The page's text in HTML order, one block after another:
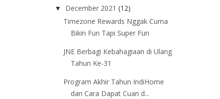
▼ December 2021 (12)
Timezone Rewards Nggak Cuma
Bikin Fun Tapi Super Fun
JNE Berbagi Kebahagiaan di Ulang
Tahun Ke-31
Program Akhir Tahun IndiHome
dan Cara Dapat Cuan d...